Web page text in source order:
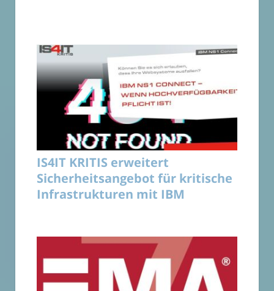
IS4IT KRITIS erweitert
Sicherheitsangebot für kritische
Infrastrukturen mit IBM